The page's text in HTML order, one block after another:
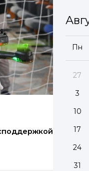
Пн
27
3
10
17
24
31